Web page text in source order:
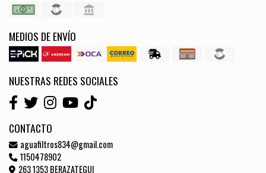
MEDIOS DE ENVÍO
NUESTRAS REDES SOCIALES
CONTACTO
aguafiltros834@gmail.com
1150478902
263 1353 BERAZATEGUI